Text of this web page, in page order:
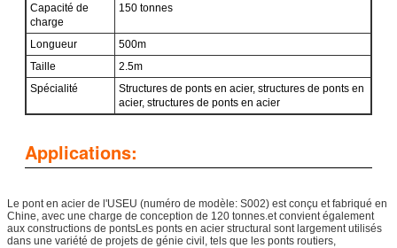
Capacité de
charge
150 tonnes
Longueur
500m
Taille
2.5m
Spécialité
Structures de ponts en acier, structures de ponts en
acier, structures de ponts en acier
Applications:
Le pont en acier de l'USEU (numéro de modèle: S002) est conçu et fabriqué en
Chine, avec une charge de conception de 120 tonnes.et convient également
aux constructions de pontsLes ponts en acier structural sont largement utilisés
dans une variété de projets de génie civil, tels que les ponts routiers,